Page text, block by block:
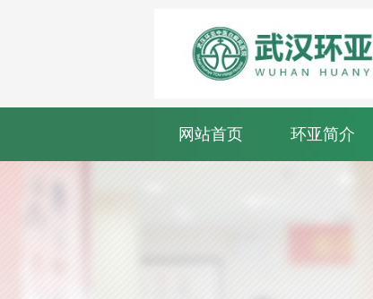
网站首页 环亚简介